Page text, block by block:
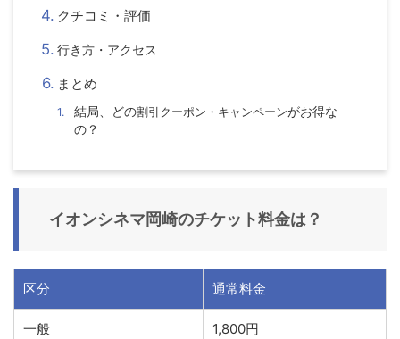
クチコミ・評価
行き方・アクセス
まとめ
結局、どの割引クーポン・キャンペーンがお得な
の？
イオンシネマ岡崎のチケット料金は？
区分 通常料金
一般 1,800円